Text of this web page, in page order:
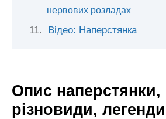
нервових розладах
Відео: Наперстянка
Опис наперстянки,
різновиди, легенди